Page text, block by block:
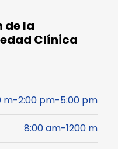
de la
Clínica
m-2:00 pm-5:00 pm
8:00 am-1200 m